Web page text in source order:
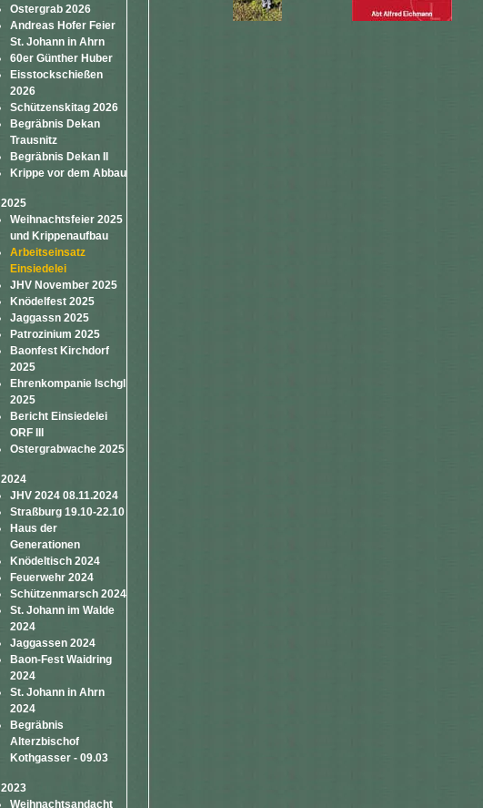
Ostergrab 2026
Andreas Hofer Feier
St. Johann in Ahrn
60er Günther Huber
Eisstockschießen
2026
Schützenskitag 2026
Begräbnis Dekan
Trausnitz
Begräbnis Dekan II
Krippe vor dem Abbau
2025
Weihnachtsfeier 2025
und Krippenaufbau
Arbeitseinsatz
Einsiedelei
JHV November 2025
Knödelfest 2025
Jaggassn 2025
Patrozinium 2025
Baonfest Kirchdorf
2025
Ehrenkompanie Ischgl
2025
Bericht Einsiedelei
ORF III
Ostergrabwache 2025
2024
JHV 2024 08.11.2024
Straßburg 19.10-22.10
Haus der
Generationen
Knödeltisch 2024
Feuerwehr 2024
Schützenmarsch 2024
St. Johann im Walde
2024
Jaggassen 2024
Baon-Fest Waidring
2024
St. Johann in Ahrn
2024
Begräbnis
Alterzbischof
Kothgasser - 09.03
2023
Weihnachtsandacht